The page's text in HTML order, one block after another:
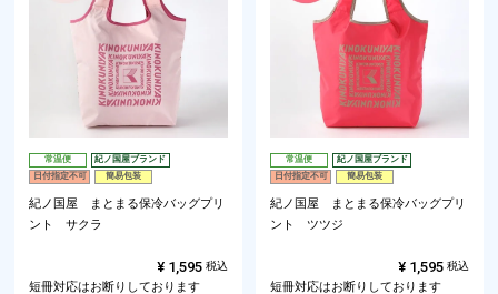
常温便
紀ノ国屋ブランド
日付指定不可
簡易包装
紀ノ国屋 まとまる保冷バッグプリ
ント サクラ
¥ 1,595 税込
短冊対応はお断りしております
常温便
紀ノ国屋ブランド
日付指定不可
簡易包装
紀ノ国屋 まとまる保冷バッグプリ
ント ツツジ
¥ 1,595 税込
短冊対応はお断りしております